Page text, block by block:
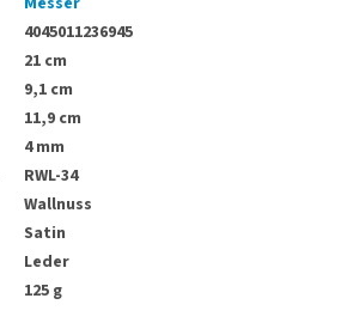
4045011236945
21 cm
9,1 cm
11,9 cm
4 mm
RWL-34
Wallnuss
Satin
Leder
125 g